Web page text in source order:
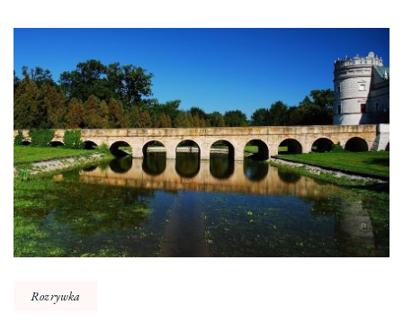
Nawigacja
wpisu
Rozrywka